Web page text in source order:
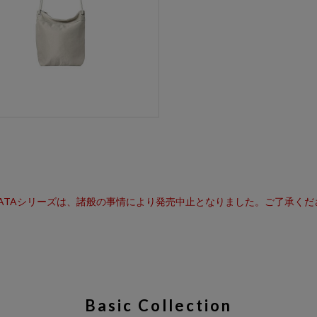
シリーズは、諸般の事情により発売中止となりました。ご了承くだ
Basic Collection